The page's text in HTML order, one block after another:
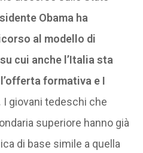
Obama ha
al modello di
cui anche l’Italia sta
formativa e I
I giovani tedeschi che
superiore hanno già
di base simile a quella